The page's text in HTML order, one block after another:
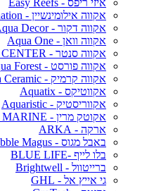
אקווה אילומינשיין - AI Aqua Illumination
אקווה דקור - Aqua Decor
אקווה וואן - Aqua One
אקווה סנטר - AQUA CENTER
אקווה פורסט - Aqua Forest
אקווה קרמיק - Aqua Ceramic
אקווטיקס - Aquatix
אקווריסטיק - Aquaristic
אקוטק מרין - ECOTECH MARINE
ארקה - ARKA
באבל מגוס - Bubble Magus
בלו לייף -BLUE LIFE
ברייטוול - Brightwell
גי אייץ אל - GHL